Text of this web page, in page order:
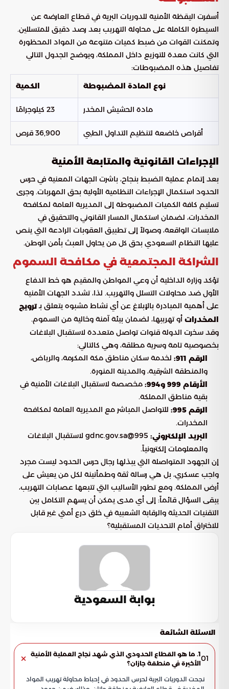
أسفرت اليقظة الأمنية للدوريات البرية في قطاع العارضة عن
السيطرة الكاملة على محاولة التهريب بعد رصد دقيق للمتسللين.
وتمكنت القوات من ضبط كميات متنوعة من المواد المحظورة
التي كانت معدة للتوزيع داخل المملكة، ويوضح الجدول التالي
تفاصيل هذه المضبوطات:
نوع المادة المضبوطة
الكمية
مادة الحشيش المخدر 23 كيلوجرامًا
أقراص خاضعة لتنظيم التداول الطبي 36,900 قرص
الإجراءات القانونية والمتابعة الأمنية
بعد إتمام عملية الضبط بنجاح، باشرت الجهات المعنية في حرس
الحدود استكمال الإجراءات النظامية الأولية بحق المهربات. وجرى
تسليم كافة الكميات المضبوطة إلى المديرية العامة لمكافحة
المخدرات، لضمان استكمال المسار القانوني والتحقيق في
ملابسات الواقعة، وصولاً إلى تطبيق العقوبات الرادعة التي ينص
عليها النظام السعودي بحق كل من يحاول العبث بأمن الوطن.
الشراكة المجتمعية في مكافحة السموم
تؤكد وزارة الداخلية أن وعي المواطن والمقيم هو خط الدفاع
الأول ضد محاولات التسلل والتهريب. لذا، تشدد الجهات الأمنية
على أهمية المبادرة بالإبلاغ عن أي نشاط مشبوه يتعلق بـترويج
المخدرات أو تهريبها، لضمان بيئة آمنة وخالية من السموم.
وقد سخرت الدولة قنوات تواصل متعددة لاستقبال البلاغات
بخصوصية تامة وسرية مطلقة، وهي كالتالي:
الرقم 911:
لخدمة سكان مناطق مكة المكرمة، والرياض،
والمنطقة الشرقية، والمدينة المنورة.
الأرقام 999 و994:
مخصصة لاستقبال البلاغات الأمنية في
بقية مناطق المملكة.
الرقم 995:
للتواصل المباشر مع المديرية العامة لمكافحة
المخدرات.
البريد الإلكتروني:
995@gdnc.gov.sa لاستقبال البلاغات
والمعلومات إلكترونياً.
إن الجهود المتواصلة التي يبذلها رجال حرس الحدود ليست مجرد
واجب عسكري، بل هي رسالة ثقة وطمأنينة لكل من يعيش على
أرض المملكة. ومع تطور الأساليب التي تتبعها عصابات التهريب،
يبقى السؤال قائماً: إلى أي مدى يمكن أن يسهم التكامل بين
التقنيات الحديثة والرقابة الشعبية في خلق درع أمني غير قابل
للاختراق أمام التحديات المستقبلية؟
بوابة السعودية
الاسئلة الشائعة
01 1. ما هو القطاع الحدودي الذي شهد نجاح العملية الأمنية
الأخيرة في منطقة جازان؟
نجحت الدوريات البرية لحرس الحدود في إحباط محاولة تهريب المواد